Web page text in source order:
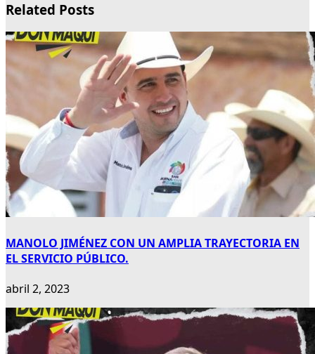
Related Posts
MANOLO JIMÉNEZ CON UN AMPLIA TRAYECTORIA EN
EL SERVICIO PÚBLICO.
abril 2, 2023